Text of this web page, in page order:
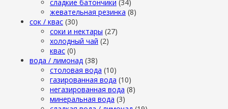
сладкие батончики (34)
жевательная резинка (8)
сок / квас (30)
соки и нектары (27)
холодный чай (2)
квас (0)
вода / лимонад (38)
столовая вода (10)
газированная вода (10)
негазированная вода (8)
минеральная вода (3)